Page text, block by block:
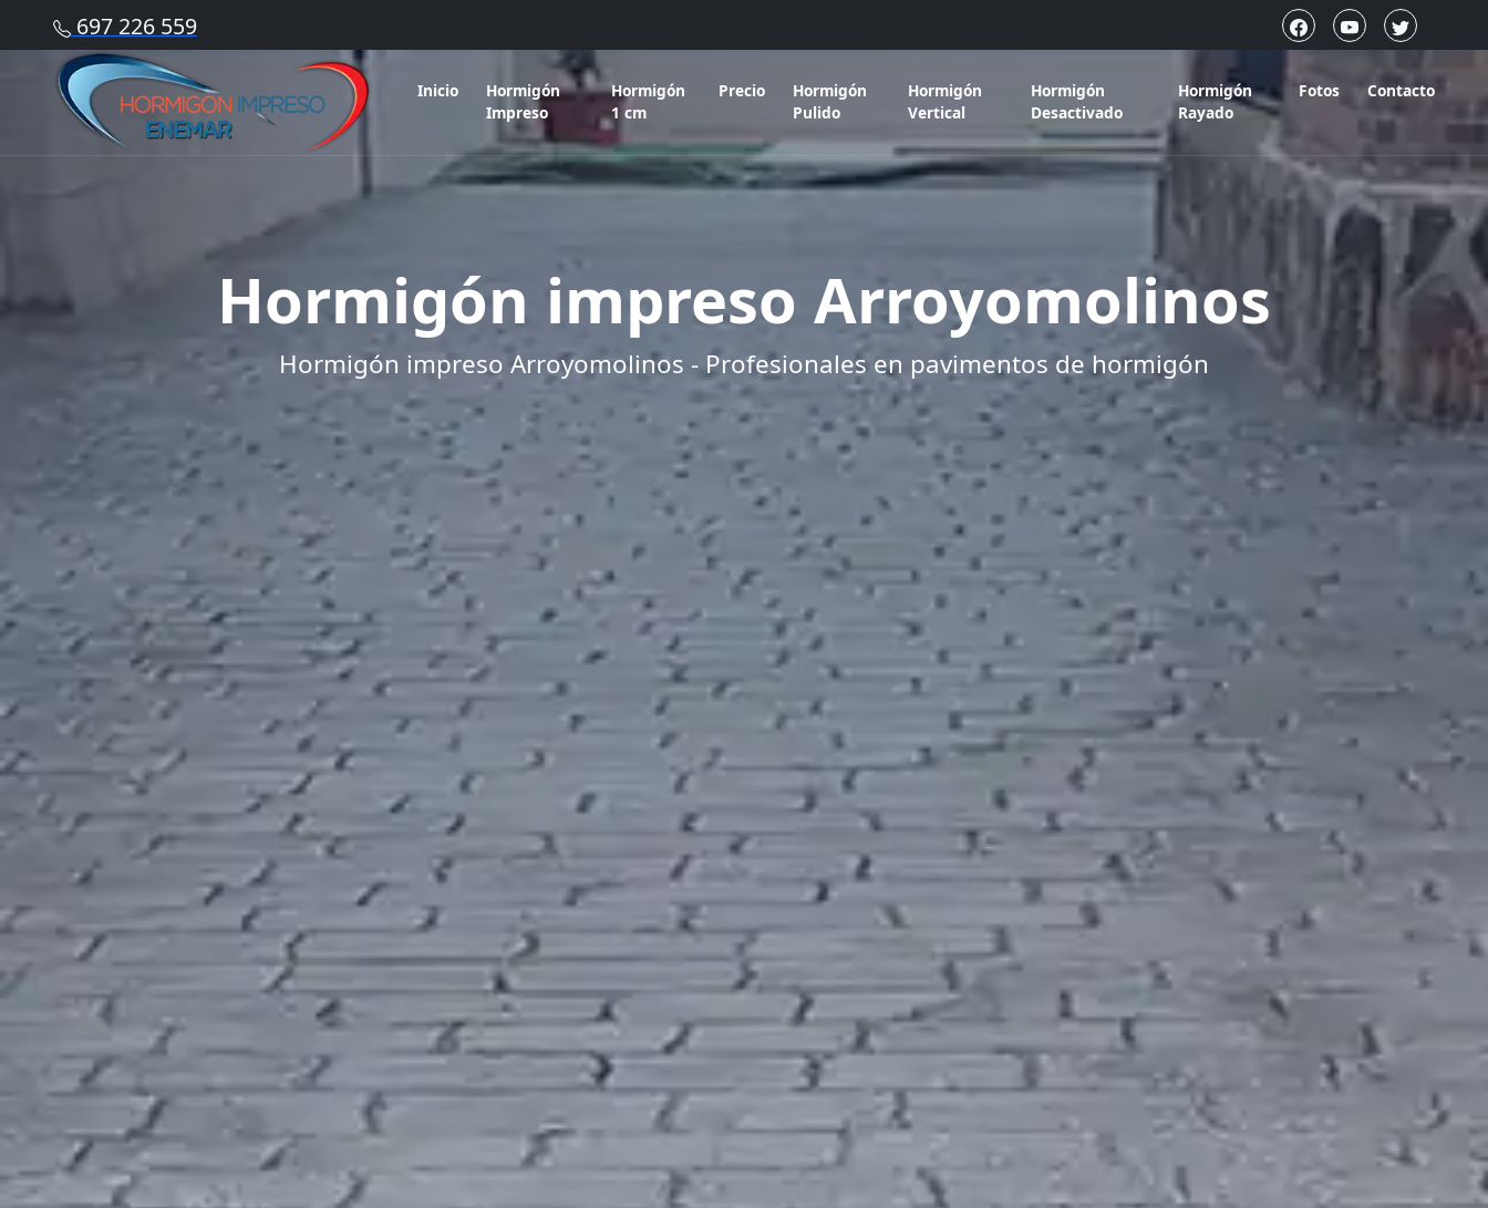
697 226 559
Inicio
Hormigón
Impreso
Hormigón
1 cm
Precio
Hormigón
Pulido
Hormigón
Vertical
Hormigón
Desactivado
Hormigón
Rayado
Fotos Contacto
Hormigón impreso Arroyomolinos
Hormigón impreso Arroyomolinos - Profesionales en pavimentos de hormigón